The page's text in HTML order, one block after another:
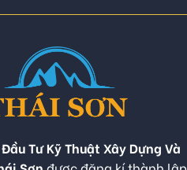
Tư Kỹ Thuật Xây Dựng Và